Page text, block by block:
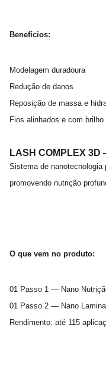
Benefícios:
Modelagem duradoura
Redução de danos
Reposição de massa e
Fios alinhados e com brilho
LASH COMPLEX
Sistema de
promovendo nutrição
O que vem no produto:
01 Passo 1 — Nano
01 Passo 2 — Nano
Rendimento: até 115